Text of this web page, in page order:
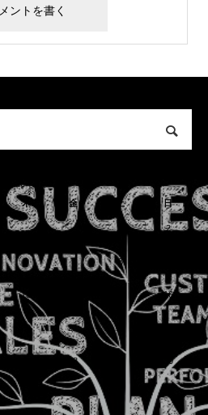
2026年8月
木 金 土 日
1 2
6 7 8
13 16
20 21 22
28 30